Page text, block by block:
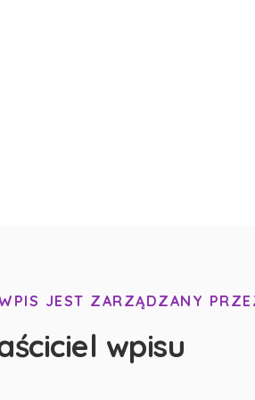
JEST ZARZĄDZANY
wpisu